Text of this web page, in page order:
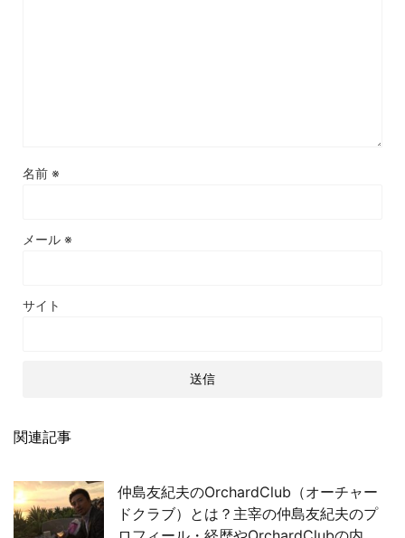
名前 ※
メール ※
サイト
関連記事
仲島友紀夫のOrchardClub（オーチャー
ドクラブ）とは？主宰の仲島友紀夫のプ